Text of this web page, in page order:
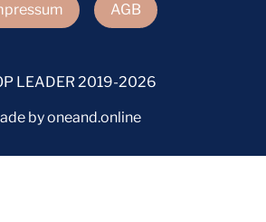
AGB
LEADER 2019-2026
by oneand.online